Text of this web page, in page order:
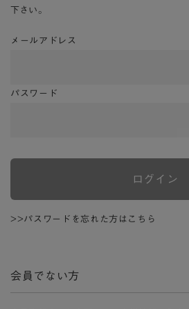
下さい。
メールアドレス
パスワード
ログイン
>>パスワードを忘れた方はこちら
会員でない方